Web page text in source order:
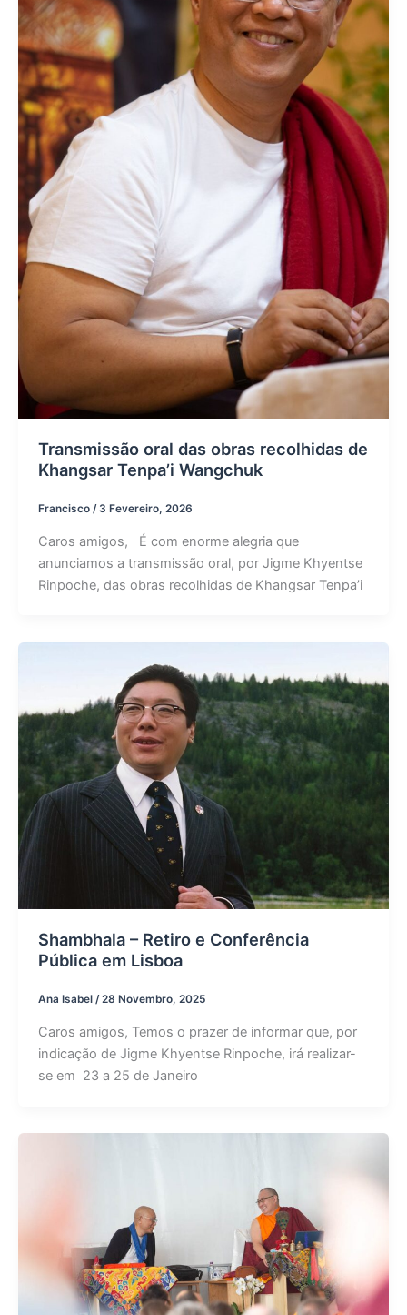
Transmissão oral das obras recolhidas de
Khangsar Tenpa’i Wangchuk
Francisco / 3 Fevereiro, 2026
Caros amigos, É com enorme alegria que
anunciamos a transmissão oral, por Jigme Khyentse
Rinpoche, das obras recolhidas de Khangsar Tenpa’i
Shambhala – Retiro e Conferência
Pública em Lisboa
Ana Isabel /28 Novembro, 2025
Caros amigos, Temos o prazer de informar que, por
indicação de Jigme Khyentse Rinpoche, irá realizar-
se em 23 a 25 de Janeiro